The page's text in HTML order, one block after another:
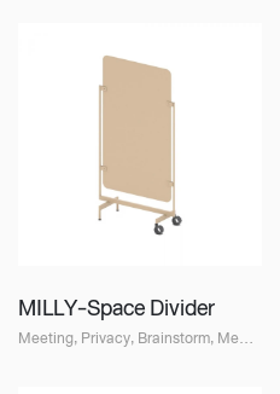
MILLY-Space Divider
Meeting, Privacy, Brainstorm, Meeting